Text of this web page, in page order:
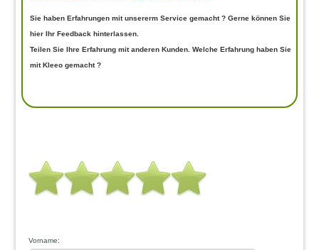
Sie haben Erfahrungen mit unsererm Service gemacht ? Gerne können Sie
hier Ihr Feedback hinterlassen.
Teilen Sie Ihre Erfahrung mit anderen Kunden. Welche Erfahrung haben Sie
mit Kleeo gemacht ?
Vorname: